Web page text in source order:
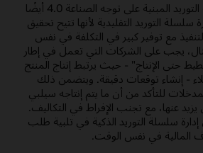
توفر أنظمة إدارة سلسلة التوريد المبنية على توجه الصناعة 4.0 أيضًا
سلسلة التوريد التقليدية لأنها تتيح تحقيق
مع توفير كبير في التكلفة في نفس
يجب على الشركات التي تعمل في إطار
نموذج "‏‫العملية من التخطيط حتى الإنتاج‬" - حيث يرتبط إنتاج المنتج
- إنشاء توقعات دقيقة. ويتضمن ذلك
للتأكد من أن ما يتم إنتاجه سيلبي
عنها، مع تجنب الإفراط في التكاليف.
سلسلة التوريد الذكية في تلبية طلب
المالية في نفس الوقت.